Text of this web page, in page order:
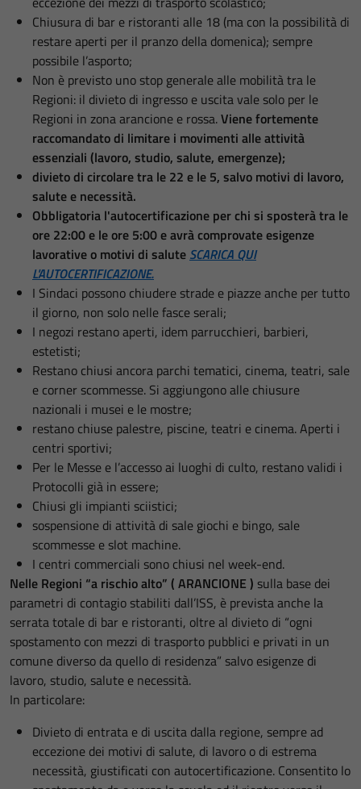
Chiusura di bar e ristoranti alle 18 (ma con la possibilità di
restare aperti per il pranzo della domenica); sempre
possibile l’asporto;
Non è previsto uno stop generale alle mobilità tra le
Regioni: il divieto di ingresso e uscita vale solo per le
Regioni in zona arancione e rossa.Viene fortemente
raccomandato di limitare i movimenti alle attività
essenziali (lavoro, studio, salute, emergenze);
divieto di circolare tra le 22 e le 5, salvo motivi di lavoro,
salute e necessità.
Obbligatoria l'autocertificazione per chi si sposterà tra le
ore 22:00 e le ore 5:00 e avrà comprovate esigenze
lavorative o motivi di salute SCARICA QUI
L'AUTOCERTIFICAZIONE.
I Sindaci possono chiudere strade e piazze anche per tutto
il giorno, non solo nelle fasce serali;
I negozi restano aperti, idem parrucchieri, barbieri,
estetisti;
Restano chiusi ancora parchi tematici, cinema, teatri, sale
e corner scommesse. Si aggiungono alle chiusure
nazionali i musei e le mostre;
restano chiuse palestre, piscine, teatri e cinema. Aperti i
centri sportivi;
Per le Messe e l’accesso ai luoghi di culto, restano validi i
Protocolli già in essere;
Chiusi gli impianti sciistici;
sospensione di attività di sale giochi e bingo, sale
scommesse e slot machine.
I centri commerciali sono chiusi nel week-end.
Nelle Regioni “a rischio alto” ( ARANCIONE ) sulla base dei
parametri di contagio stabiliti dall’ISS, è prevista anche la
serrata totale di bar e ristoranti, oltre al divieto di “ogni
spostamento con mezzi di trasporto pubblici e privati in un
comune diverso da quello di residenza” salvo esigenze di
lavoro, studio, salute e necessità.
In particolare:
Divieto di entrata e di uscita dalla regione, sempre ad
eccezione dei motivi di salute, di lavoro o di estrema
necessità, giustificati con autocertificazione. Consentito lo